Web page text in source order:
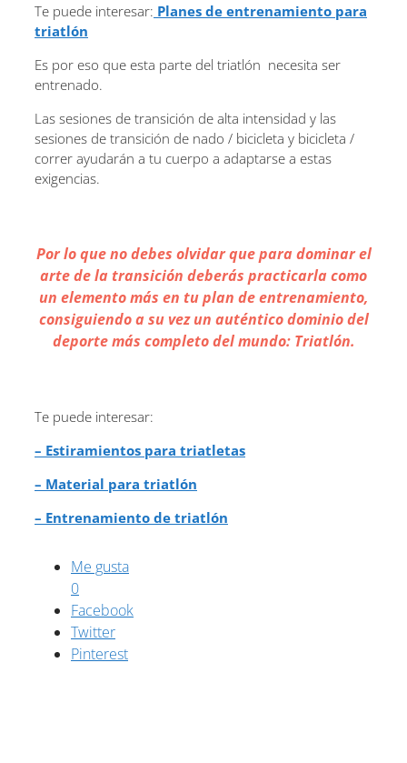
Te puede interesar: Planes de entrenamiento para
triatlón
Es por eso que esta parte del triatlón necesita ser
entrenado.
Las sesiones de transición de alta intensidad y las
sesiones de transición de nado / bicicleta y bicicleta /
correr ayudarán a tu cuerpo a adaptarse a estas
exigencias.
Por lo que no debes olvidar que para dominar el
arte de la transición deberás practicarla como
un elemento más en tu plan de entrenamiento,
consiguiendo a su vez un auténtico dominio del
deporte más completo del mundo: Triatlón.
Te puede interesar:
– Estiramientos para triatletas
– Material para triatlón
– Entrenamiento de triatlón
Me gusta
0
Facebook
Twitter
Pinterest